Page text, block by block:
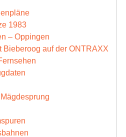
1983
– Oppingen
Bieberoog auf der ONTRAXX